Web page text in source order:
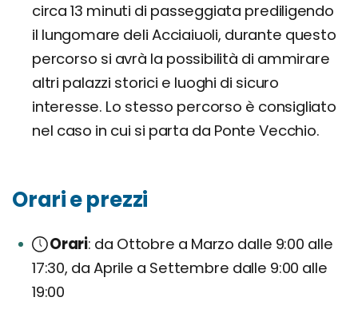
circa 13 minuti di passeggiata prediligendo
il lungomare deli Acciaiuoli, durante questo
percorso si avrà la possibilità di ammirare
altri palazzi storici e luoghi di sicuro
interesse. Lo stesso percorso è consigliato
nel caso in cui si parta da Ponte Vecchio.
Orari e prezzi
Orari da Ottobre a Marzo dalle 9:00 alle
17:30, da Aprile a Settembre dalle 9:00 alle
19:00